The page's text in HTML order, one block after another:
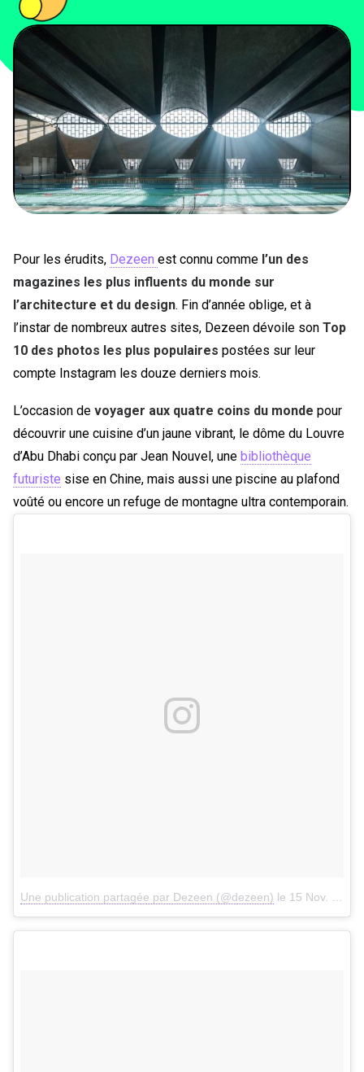
PEOPLE
FOOD
BONS PLANS
SOUTENEZ KULTT
Pour les érudits, Dezeen est connu comme l’un des
magazines les plus influents du monde sur
l’architecture et du design. Fin d’année oblige, et à
l’instar de nombreux autres sites, Dezeen dévoile son Top
10 des photos les plus populaires postées sur leur
compte Instagram les douze derniers mois.
L’occasion de voyager aux quatre coins du monde pour
découvrir une cuisine d’un jaune vibrant, le dôme du Louvre
d’Abu Dhabi conçu par Jean Nouvel, une bibliothèque
futuriste sise en Chine, mais aussi une piscine au plafond
voûté ou encore un refuge de montagne ultra contemporain.
Une publication partagée par Dezeen (@dezeen) le 15 Nov. 2017 à 5h17 PST